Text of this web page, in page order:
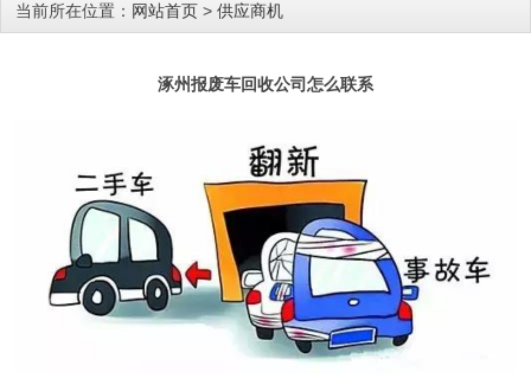
当前所在位置： 网站首页 > 供应商机
涿州报废车回收公司怎么联系